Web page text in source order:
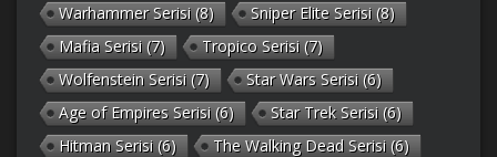
Warhammer Serisi (8) Sniper Elite Serisi (8)
Mafia Serisi (7) Tropico Serisi (7)
Wolfenstein Serisi (7) Star Wars Serisi (6)
Age of Empires Serisi (6) Star Trek Serisi (6)
Hitman Serisi (6) The Walking Dead Serisi (6)